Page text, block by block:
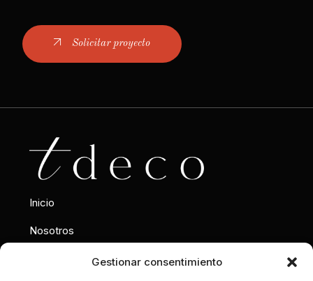
Gestionar consentimiento
Solicitar proyecto
Inicio
Nosotros